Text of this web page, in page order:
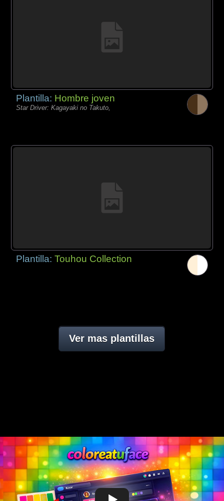
Plantilla: Hombre joven
Star Driver: Kagayaki no Takuto,
Plantilla:Touhou Collection
Ver mas plantillas